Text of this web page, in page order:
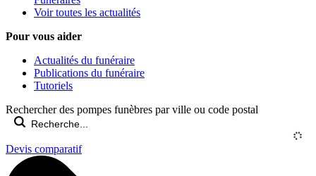
Voir toutes les actualités
Pour vous aider
Actualités du funéraire
Publications du funéraire
Tutoriels
Rechercher des pompes funèbres par ville ou code postal
Devis comparatif